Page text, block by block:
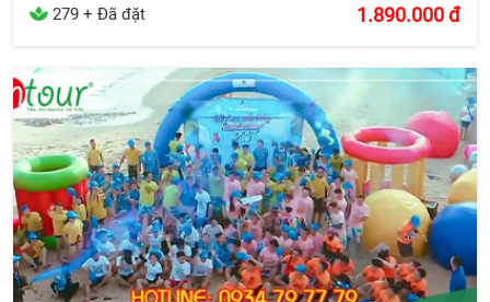
279 + Đã đặt 1.890.000đ